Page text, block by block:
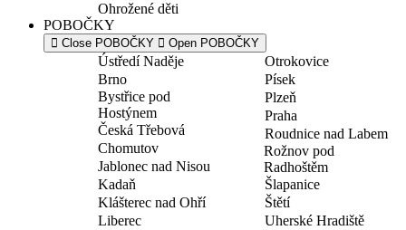
Ohrožené děti
POBOČKY
Close POBOČKY Open POBOČKY
Ústředí Naděje
Brno
Bystřice pod
Hostýnem
Česká Třebová
Chomutov
Jablonec nad Nisou
Kadaň
Klášterec nad Ohří
Liberec
Otrokovice
Písek
Plzeň
Praha
Roudnice nad Labem
Rožnov pod
Radhoštěm
Šlapanice
Štětí
Uherské Hradiště